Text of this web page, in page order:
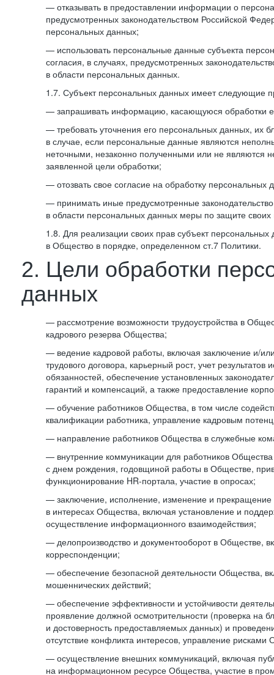
— отказывать в предоставлении информации о
предусмотренных законодательством Российской
персональных данных;
— использовать персональные данные субъекта
согласия, в случаях, предусмотренных
в области персональных данных.
1.7. Субъект персональных данных имеет следующие
— запрашивать информацию, касающуюся обработки
— требовать уточнения его персональных данных, их
в случае, если персональные данные являются
неточными, незаконно полученными или не являются
заявленной цели обработки;
— отозвать свое согласие на обработку персональных
— принимать иные предусмотренные
в области персональных данных меры по защите своих
1.8. Для реализации своих прав субъект
в Общество в порядке, определенном ст.7 Политики.
2. Цели обработки
данных
— рассмотрение возможности трудоустройства в
кадрового резерва Общества;
— ведение кадровой работы, включая заключение и/
трудового договора, карьерный рост, учет
обязанностей, обеспечение установленных
гарантий и компенсаций, а также предоставление
— обучение работников Общества, в том числе
квалификации работника, управление кадровым
— направление работников Общества в служебные
— внутренние коммуникации для работников
с днем рождения, годовщиной работы в Обществе,
функционирование HR-портала, участие в опросах;
— заключение, исполнение, изменение и прекращение
в интересах Общества, включая установление и
осуществление информационного взаимодействия;
— делопроизводство и документооборот в Обществе,
корреспонденции;
— обеспечение безопасной деятельности Общества,
мошеннических действий;
— обеспечение эффективности и устойчивости
проявление должной осмотрительности (проверка на
и достоверность предоставляемых данных) и
отсутствие конфликта интересов, управление рисками
— осуществление внешних коммуникаций, включая
на информационном ресурсе Общества, участие в